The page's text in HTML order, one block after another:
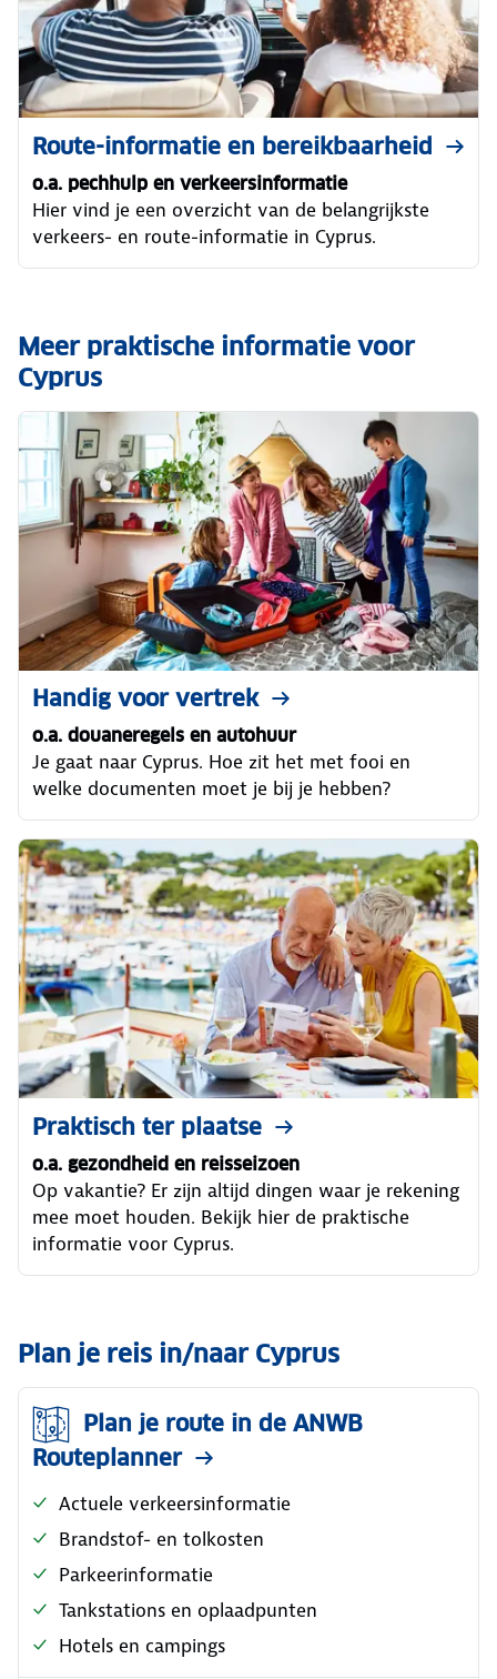
Route-informatie en bereikbaarheid
o.a. pechhulp en verkeersinformatie
Hier vind je een overzicht van de belangrijkste
verkeers- en route-informatie in Cyprus.
Meer praktische informatie voor
Cyprus
Handig voor vertrek
o.a. douaneregels en autohuur
Je gaat naar Cyprus. Hoe zit het met fooi en
welke documenten moet je bij je hebben?
Praktisch ter plaatse
o.a. gezondheid en reisseizoen
Op vakantie? Er zijn altijd dingen waar je rekening
mee moet houden. Bekijk hier de praktische
informatie voor Cyprus.
Plan je reis in/naar Cyprus
Plan je route in de ANWB
Routeplanner
Actuele verkeersinformatie
Brandstof- en tolkosten
Parkeerinformatie
Tankstations en oplaadpunten
Hotels en campings